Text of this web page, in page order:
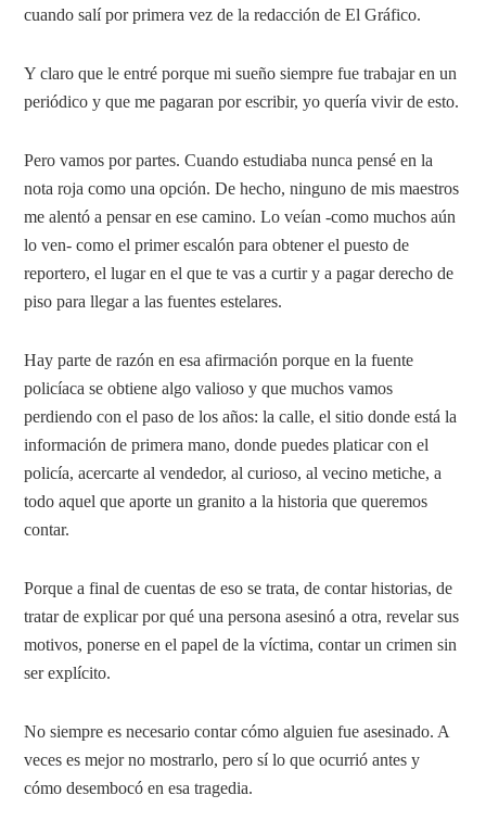
cuando salí por primera vez de la redacción de El Gráfico.
Y claro que le entré porque mi sueño siempre fue trabajar en un
periódico y que me pagaran por escribir, yo quería vivir de esto.
Pero vamos por partes. Cuando estudiaba nunca pensé en la
nota roja como una opción. De hecho, ninguno de mis maestros
me alentó a pensar en ese camino. Lo veían -como muchos aún
lo ven- como el primer escalón para obtener el puesto de
reportero, el lugar en el que te vas a curtir y a pagar derecho de
piso para llegar a las fuentes estelares.
Hay parte de razón en esa afirmación porque en la fuente
policíaca se obtiene algo valioso y que muchos vamos
perdiendo con el paso de los años: la calle, el sitio donde está la
información de primera mano, donde puedes platicar con el
policía, acercarte al vendedor, al curioso, al vecino metiche, a
todo aquel que aporte un granito a la historia que queremos
contar.
Porque a final de cuentas de eso se trata, de contar historias, de
tratar de explicar por qué una persona asesinó a otra, revelar sus
motivos, ponerse en el papel de la víctima, contar un crimen sin
ser explícito.
No siempre es necesario contar cómo alguien fue asesinado. A
veces es mejor no mostrarlo, pero sí lo que ocurrió antes y
cómo desembocó en esa tragedia.